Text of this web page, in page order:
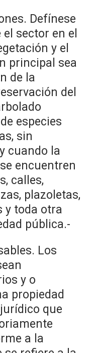
Defínese
sector en el
y el
principal sea
de la
del
especies
sin
cuando la
encuentren
calles,
plazoletas,
y toda otra
pública.-
Los
y o
propiedad
que
a la